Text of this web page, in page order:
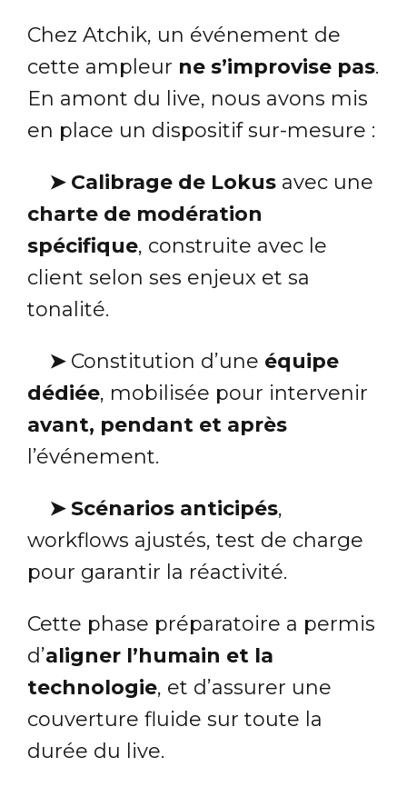
Chez Atchik, un événement de
cette ampleur ne s’improvise pas.
En amont du live, nous avons mis
en place un dispositif sur-mesure :
➤ Calibrage de Lokus avec une
charte de modération
spécifique, construite avec le
client selon ses enjeux et sa
tonalité.
➤ Constitution d’une équipe
dédiée, mobilisée pour intervenir
avant, pendant et après
l’événement.
➤ Scénarios anticipés,
workflows ajustés, test de charge
pour garantir la réactivité.
Cette phase préparatoire a permis
d’aligner l’humain et la
technologie, et d’assurer une
couverture fluide sur toute la
durée du live.